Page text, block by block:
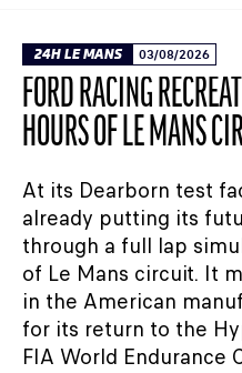
24H LE MANS 03/08/2026
FORD RACING
HOURS OF LE MANS
At its Dearborn test
already putting its
through a full lap
of Le Mans circuit. It
in the American
for its return to the
FIA World Endurance